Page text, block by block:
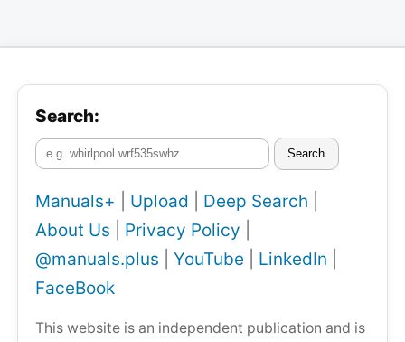
Search:
Search
Manuals+ Upload Deep Search
About Us
Privacy Policy
@manuals.plus
YouTube LinkedIn
FaceBook
This website is an independent publication and is